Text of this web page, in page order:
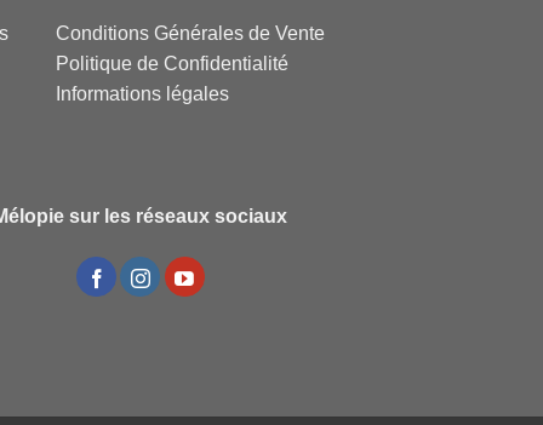
Conditions Générales de Vente
Politique de Confidentialité
Informations légales
sur les réseaux sociaux